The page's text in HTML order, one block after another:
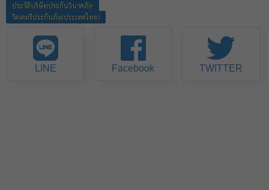
ประวัติบริษัทประกันวินาศภัย
วิคเตอรีประกันภัย(ประเทศไทย)
LINE Facebook TWITTER